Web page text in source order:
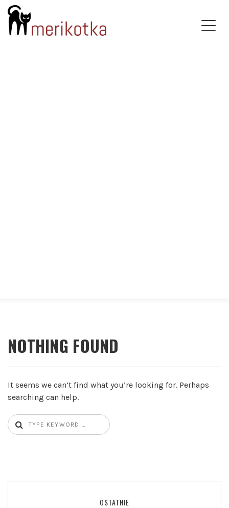
NOTHING FOUND
It seems we can’t find what you’re looking for. Perhaps
searching can help.
OSTATNIE